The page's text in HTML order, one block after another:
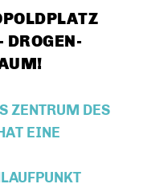
DROGEN-
ZENTRUM DES
EINE
W